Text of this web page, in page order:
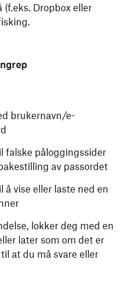
Dropbox eller
brukernavn/e-
falske påloggingssider
av passordet
vise eller laste ned en
lokker deg med en
later som om det er
at du må svare eller